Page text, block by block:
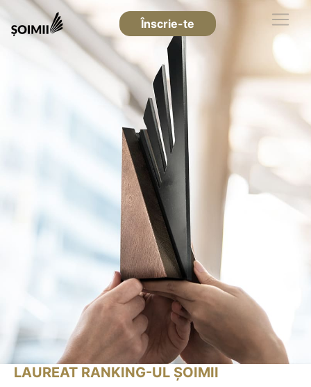
Înscrie-te
LAUREAT RANKING-UL ȘOIMII